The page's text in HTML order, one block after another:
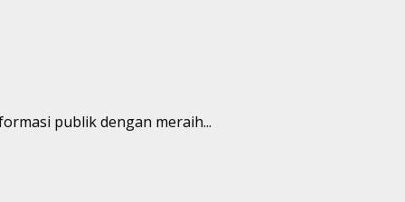
publik dengan meraih...